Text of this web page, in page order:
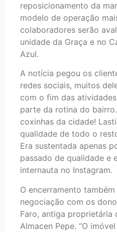
reposicionamento da
modelo de operação
colaboradores serão
unidade da Graça e no
Azul.
A notícia pegou os
redes sociais, muitos
com o fim das
parte da rotina do
coxinhas da cidade!
qualidade de todo o
Era sustentada apenas
passado de qualidade e
internauta no Instagram.
O encerramento
negociação com os
Faro, antiga proprietária
Almacen Pepe. “O